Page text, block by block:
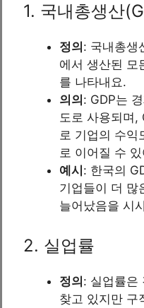
1. 국내총생산
정의 : 국내총생
에서 생산된 모
를 나타내요.
의의 : GDP는
도로 사용되며,
로 기업의 수익
로 이어질 수
예시 : 한국의
기업들이 더 많
늘어났음을 시
2. 실업률
정의: 실업률은
찾고 있지만 구